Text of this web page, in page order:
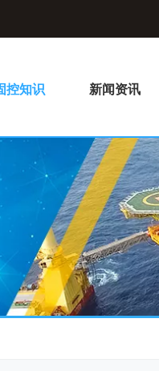
控知识 新闻资讯